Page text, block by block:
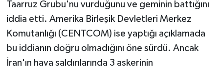
Taarruz Grubu'nu vurduğunu ve geminin battığını
iddia etti. Amerika Birleşik Devletleri Merkez
Komutanlığı (CENTCOM) ise yaptığı açıklamada
bu iddianın doğru olmadığını öne sürdü. Ancak
İran'ın hava saldırılarında 3 askerinin